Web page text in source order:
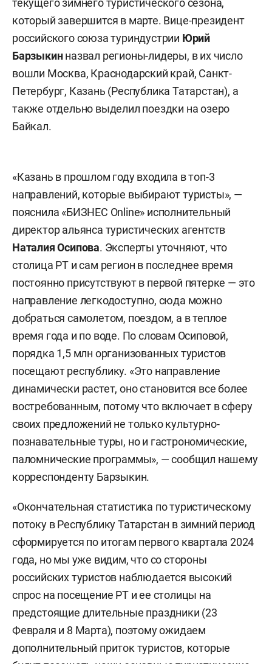
который завершится в марте. Вице-президент
российского союза туриндустрии Юрий
Барзыкинназвал регионы-лидеры, в их число
вошли Москва, Краснодарский край, Санкт-
Петербург, Казань (Республика Татарстан), а
также отдельно выделил поездки на озеро
Байкал.
«Казань в прошлом году входила в топ-3
направлений, которые выбирают туристы», —
пояснила «БИЗНЕС Online» исполнительный
директор альянса туристических агентств
Наталия Осипова. Эксперты уточняют, что
столица РТ и сам регион в последнее время
постоянно присутствуют в первой пятерке — это
направление легкодоступно, сюда можно
добраться самолетом, поездом, а в теплое
время года и по воде. По словам Осиповой,
порядка 1,5 млн организованных туристов
посещают республику. «Это направление
динамически растет, оно становится все более
востребованным, потому что включает в сферу
своих предложений не только культурно-
познавательные туры, но и гастрономические,
паломнические программы», — сообщил нашему
корреспонденту Барзыкин.
«Окончательная статистика по туристическому
потоку в Республику Татарстан в зимний период
сформируется по итогам первого квартала 2024
года, но мы уже видим, что со стороны
российских туристов наблюдается высокий
спрос на посещение РТ и ее столицы на
предстоящие длительные праздники (23
Февраля и 8 Марта), поэтому ожидаем
дополнительный приток туристов, которые